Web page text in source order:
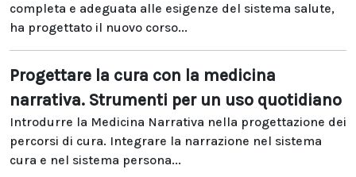
completa e adeguata alle esigenze del sistema salute,
ha progettato il nuovo corso...
Progettare la cura con la medicina
narrativa. Strumenti per un uso quotidiano
Introdurre la Medicina Narrativa nella progettazione dei
percorsi di cura. Integrare la narrazione nel sistema
cura e nel sistema persona...